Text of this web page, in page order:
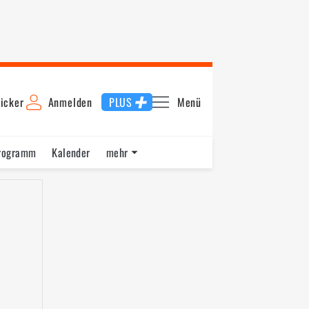
Anmelden PLUS Menü
Kalender
mehr